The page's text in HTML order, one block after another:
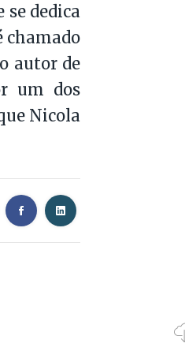
dedica
chamado
autor de
um dos
Nicola